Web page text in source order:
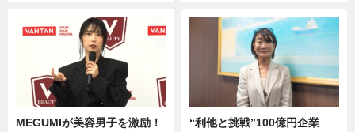
MEGUMIが美容男子を激励！
“利他と挑戦”100億円企業